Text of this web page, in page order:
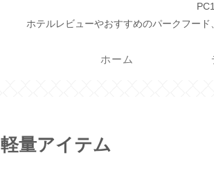
ホテルレビューやおすすめのパークフー
ホーム
軽量アイテム